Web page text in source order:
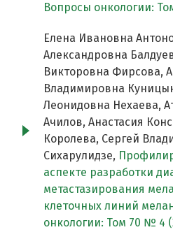
Вопросы онкологии:
Елена Ивановна
Александровна
Викторовна Фирсова,
Владимировна
Леонидовна Нехаева,
Ачилов, Анастасия
Королева, Сергей
Сихарулидзе,
аспекте разработки
метастазирования
клеточных линий
онкологии: Том 70 № 4